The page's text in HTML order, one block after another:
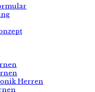
Herren